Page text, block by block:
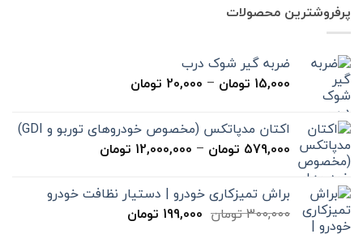
پرفروشترین محصولات
ضربه گیر شوک درب
15,000 تومان –
20,000 تومان
تا
20,000 تومان
اکتان مدپاتکس (مخصوص خودروهای توربو و GDI)
579,000 تومان –
12,000,000 تومان
تا
براش تمیزکاری خودرو | دستیار نظافت خودرو
300,000تومان قیمت
199,000 تومانقیمت